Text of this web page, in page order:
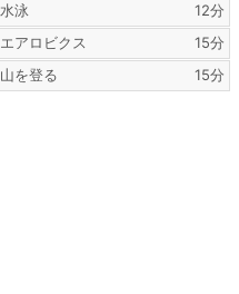
水泳
12分
エアロビクス
15分
山を登る
15分